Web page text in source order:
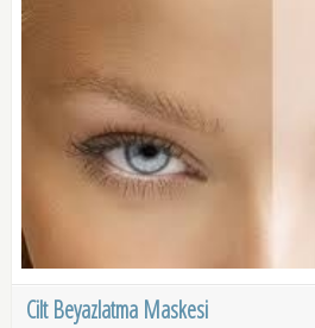
Cilt Beyazlatma Maskesi